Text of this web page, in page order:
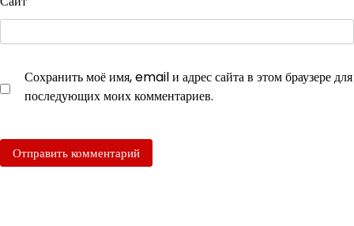
Сохранить моё имя, email и адрес сайта в этом браузере для
последующих моих комментариев.